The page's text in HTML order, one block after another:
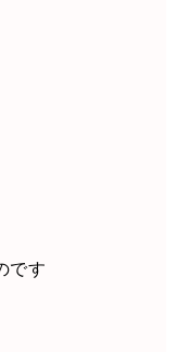
です